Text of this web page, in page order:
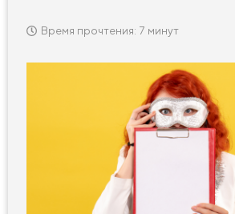
Время прочтения: 7 минут